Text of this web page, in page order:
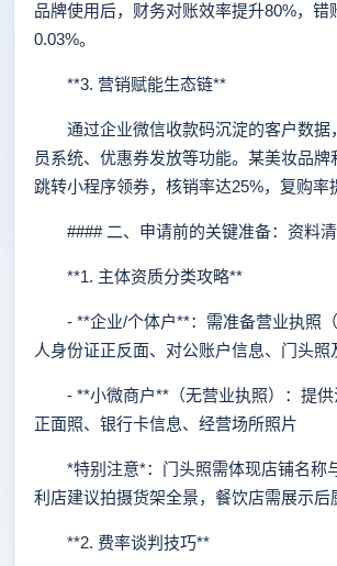
品牌使用后，财务对账效率提升80%，错
0.03%。
**3. 营销赋能生态链**
通过企业微信收款码沉淀的客户数据
员系统、优惠券发放等功能。某美妆品牌
跳转小程序领券，核销率达25%，复购率
#### 二、申请前的关键准备：资料清
**1. 主体资质分类攻略**
- **企业/个体户**：需准备营业执照（
人身份证正反面、对公账户信息、门头照
- **小微商户**（无营业执照）：提供
正面照、银行卡信息、经营场所照片
*特别注意*：门头照需体现店铺名称
利店建议拍摄货架全景，餐饮店需展示后
**2. 费率谈判技巧**